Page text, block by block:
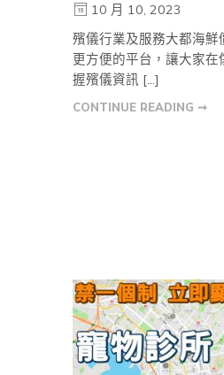
10 月 10, 2023
殯儀行業及服務大都海鮮
更方便的平台，讓大家
握殯儀資訊 […]
CONTINUE READING ➞